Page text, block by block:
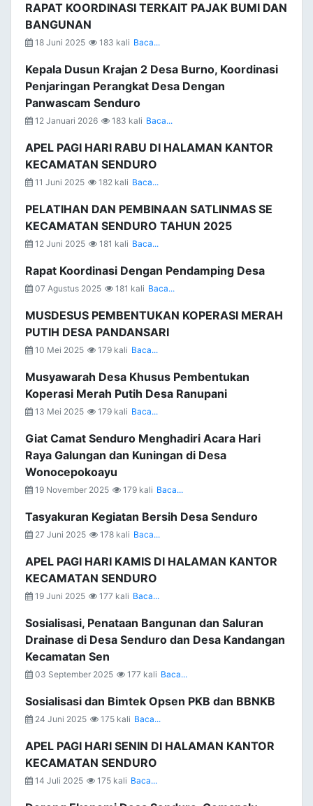
RAPAT KOORDINASI TERKAIT PAJAK BUMI DAN
BANGUNAN
18 Juni 2025 183 kali Baca...
Kepala Dusun Krajan 2 Desa Burno, Koordinasi
Penjaringan Perangkat Desa Dengan
Panwascam Senduro
12 Januari 2026 183 kali Baca...
APEL PAGI HARI RABU DI HALAMAN KANTOR
KECAMATAN SENDURO
11 Juni 2025 182 kali Baca...
PELATIHAN DAN PEMBINAAN SATLINMAS SE
KECAMATAN SENDURO TAHUN 2025
12 Juni 2025 181 kali Baca...
Rapat Koordinasi Dengan Pendamping Desa
07 Agustus 2025 181 kali Baca...
MUSDESUS PEMBENTUKAN KOPERASI MERAH
PUTIH DESA PANDANSARI
10 Mei 2025 179 kali Baca...
Musyawarah Desa Khusus Pembentukan
Koperasi Merah Putih Desa Ranupani
13 Mei 2025 179 kali Baca...
Giat Camat Senduro Menghadiri Acara Hari
Raya Galungan dan Kuningan di Desa
Wonocepokoayu
19 November 2025 179 kali Baca...
Tasyakuran Kegiatan Bersih Desa Senduro
27 Juni 2025 178 kali Baca...
APEL PAGI HARI KAMIS DI HALAMAN KANTOR
KECAMATAN SENDURO
19 Juni 2025 177 kali Baca...
Sosialisasi, Penataan Bangunan dan Saluran
Drainase di Desa Senduro dan Desa Kandangan
Kecamatan Sen
03 September 2025 177 kali Baca...
Sosialisasi dan Bimtek Opsen PKB dan BBNKB
24 Juni 2025 175 kali Baca...
APEL PAGI HARI SENIN DI HALAMAN KANTOR
KECAMATAN SENDURO
14 Juli 2025 175 kali Baca...